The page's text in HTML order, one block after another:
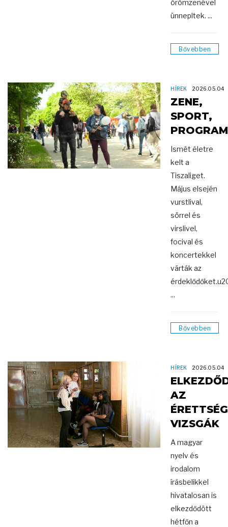
örömzenével
ünnepltek. ...
Bővebben
HÍREK 2026.05.04
ZENE,
SPORT,
Ismét életre
kelt a
Tiszaliget.
Május elsején
vurstlival,
sörrel és
virslivel,
focival és
koncertekkel
várták az
...
Bővebben
HÍREK 2026.05.04
AZ
VIZSGÁK
A magyar
nyelv és
irodalom
írásbelikkel
hivatalosan is
elkezdődött
hétfőn a